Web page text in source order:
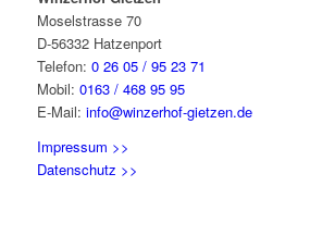
Moselstrasse 70
D-56332 Hatzenport
Telefon: 0 26 05 / 95 23 71
Mobil: 0163 / 468 95 95
E-Mail: info@winzerhof-gietzen.de
Impressum >>
Datenschutz >>